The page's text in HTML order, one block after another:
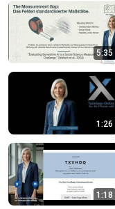
5:35
1:26
1:18